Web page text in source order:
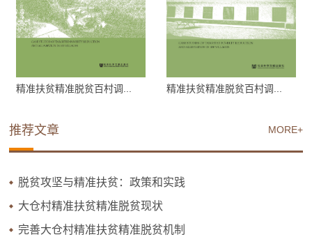
精准扶贫精准脱贫百村调... 精准扶贫精准脱贫百村调...
MORE+
推荐文章
脱贫攻坚与精准扶贫：政策和实践
大仓村精准扶贫精准脱贫现状
完善大仓村精准扶贫精准脱贫机制